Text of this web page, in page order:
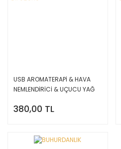
USB AROMATERAPİ & HAVA
NEMLENDİRİCİ & UÇUCU YAĞ
380,00 TL